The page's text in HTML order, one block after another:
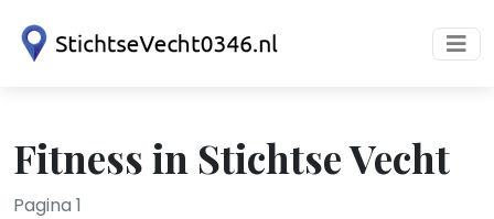
Fitness in Stichtse Vecht
Pagina 1